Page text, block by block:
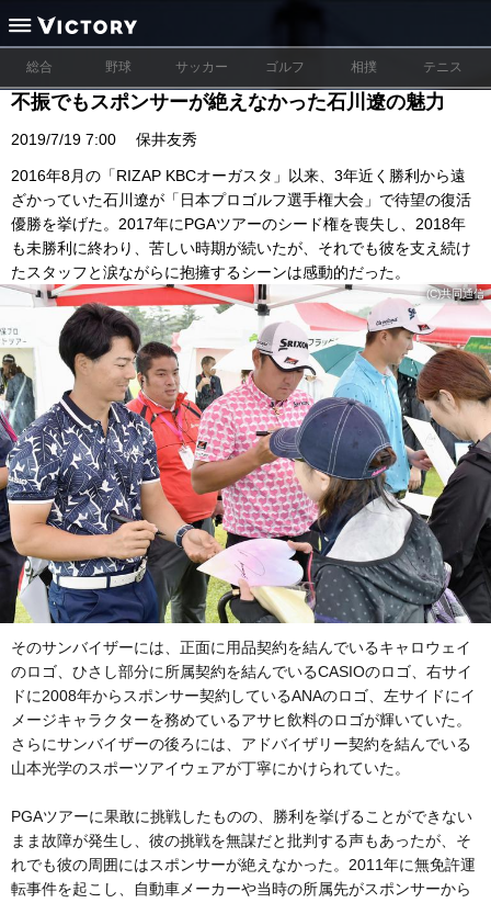
総合 野球 サッカー ゴルフ 相撲 テニス
不振でもスポンサーが絶えなかった石川遼の魅力
2019/7/19 7:00 保井友秀
2016年8月の「RIZAP KBCオーガスタ」以来、3年近く勝利から遠
ざかっていた石川遼が「日本プロゴルフ選手権大会」で待望の復活
優勝を挙げた。2017年にPGAツアーのシード権を喪失し、2018年
も未勝利に終わり、苦しい時期が続いたが、それでも彼を支え続け
たスタッフと涙ながらに抱擁するシーンは感動的だった。
(C)共同通信
そのサンバイザーには、正面に用品契約を結んでいるキャロウェイ
のロゴ、ひさし部分に所属契約を結んでいるCASIOのロゴ、右サイ
ドに2008年からスポンサー契約しているANAのロゴ、左サイドにイ
メージキャラクターを務めているアサヒ飲料のロゴが輝いていた。
さらにサンバイザーの後ろには、アドバイザリー契約を結んでいる
山本光学のスポーツアイウェアが丁寧にかけられていた。
PGAツアーに果敢に挑戦したものの、勝利を挙げることができない
まま故障が発生し、彼の挑戦を無謀だと批判する声もあったが、そ
れでも彼の周囲にはスポンサーが絶えなかった。2011年に無免許運
転事件を起こし、自動車メーカーや当時の所属先がスポンサーから